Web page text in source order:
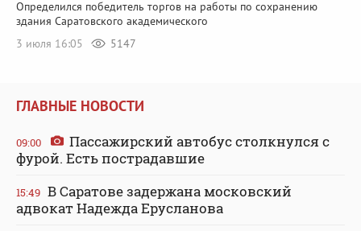
Определился победитель торгов на работы по сохранению
здания Саратовского академического
3 июля 16:05
5147
ГЛАВНЫЕ НОВОСТИ
09:00
Пассажирский автобус столкнулся с
фурой. Есть пострадавшие
15:49 В Саратове задержана московский
адвокат Надежда Ерусланова